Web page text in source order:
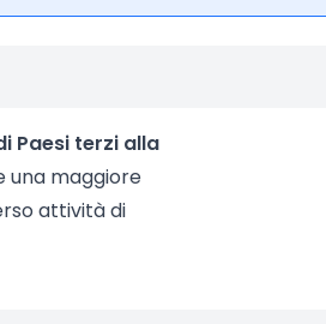
Paesi terzi alla
una maggiore
attività di